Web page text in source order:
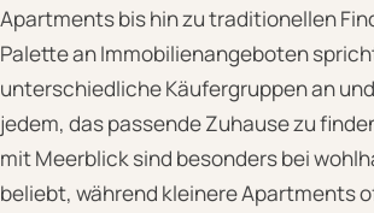
Apartments bis hin zu traditionellen
Palette an Immobilienangeboten
unterschiedliche Käufergruppen an
jedem, das passende Zuhause zu
mit Meerblick sind besonders bei
beliebt, während kleinere Apartments